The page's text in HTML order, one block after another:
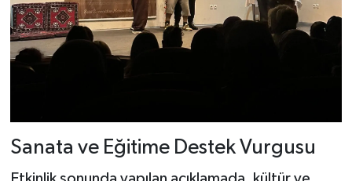
Sanata ve Eğitime Destek Vurgusu